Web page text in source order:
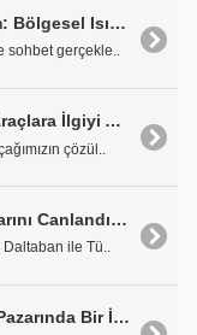
"Enerjide Alternatif Çözüm: Bölgesel Isıtma"
sohbet gerçekle..
"Yerli Otomobil Elektrikli Araçlara İlgiyi Artıracak"
çözül..
"Mini YEKA'lar Güneş Pazarını Canlandırır"
Daltaban ile Tü..
'DWPA ile Türkiye Rüzgar Pazarında Bir İlk'